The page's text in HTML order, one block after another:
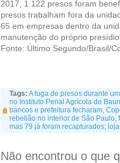
2017, 1.122 presos foram
presos trabalham fora da
65 em empresas dentro da
manutenção do próprio
Fonte: Último Segundo/Brasil/
Tags: A fuga de presos durante
no Instituto Penal Agrícola de
bancos e prefeitura fecharam,
rebelião no interior de São Paulo,
mas 79 já foram recapturados;
Não encontrou o que